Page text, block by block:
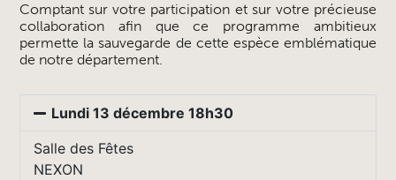
Comptant sur votre participation et sur votre précieuse
collaboration afin que ce programme ambitieux
permette la sauvegarde de cette espèce emblématique
de notre département.
Lundi 13 décembre 18h30
Salle des Fêtes
NEXON